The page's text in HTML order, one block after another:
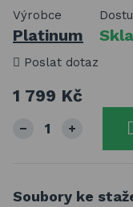
Výrobce
Platinum
Poslat dotaz
1 799 Kč
Soubory ke